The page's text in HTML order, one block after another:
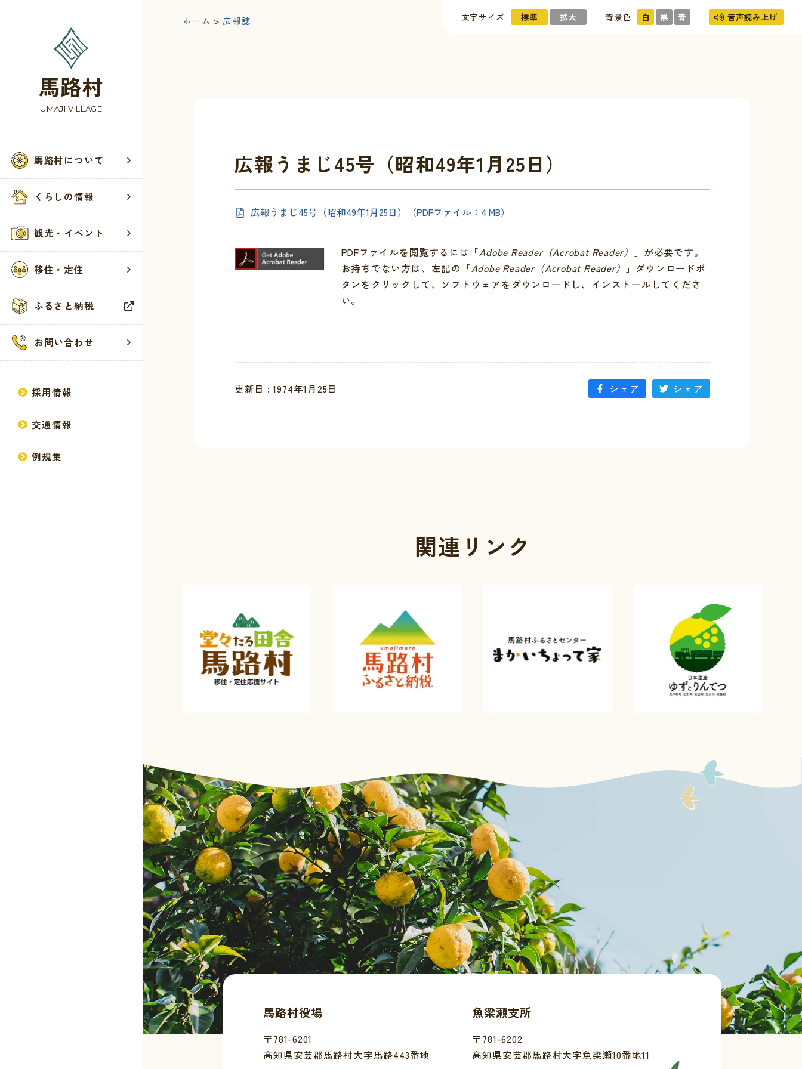
文字サイズ 標準 拡大 背景色 白 黒 青 音声読み上げ
馬路村
UMAJI VILLAGE
馬路村について
馬路村について
馬路村へのアクセス
馬路村議会
くらしの情報 くらしの情報
税・保険・年金
観光・イベント
観光・イベント
観光案内所
移住・定住
ふるさと納税
お問い合わせ
お問い合わせ
ウェブアクセシビリティ方針
採用情報
交通情報
例規集
ホーム > 広報誌
広報うまじ45号（昭和49年1月25日）
広報うまじ45号（昭和49年1月25日）（PDFファイル：4 MB）
PDFファイルを閲覧するには「Adobe Reader（Acrobat Reader）
」が必要です。
お持ちでない方は、左記の「Adobe Reader（Acrobat Reader）
」ダウンロードボ
タンをクリックして、ソフトウェアをダウンロードし、インストールしてくださ
い。
更新日 : 1974年1月25日 シェア シェア
関連リンク
馬路村役場
〒781-6201
高知県安芸郡馬路村大字馬路443番地
魚梁瀬支所
〒781-6202
高知県安芸郡馬路村大字魚梁瀬10番地11